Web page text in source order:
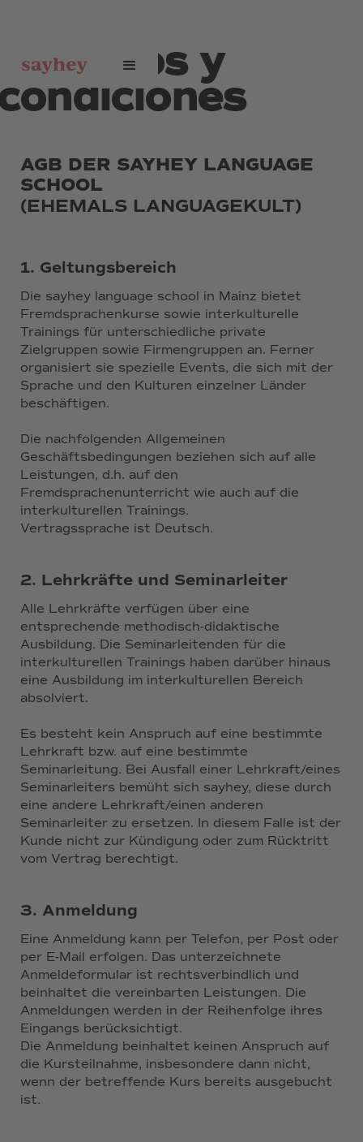
y
AGB DER SAYHEY LANGUAGE
SCHOOL
(EHEMALS LANGUAGEKULT)
1. Geltungsbereich
Die sayhey language school in Mainz bietet
Fremdsprachenkurse sowie interkulturelle
Trainings für unterschiedliche private
Zielgruppen sowie Firmengruppen an. Ferner
organisiert sie spezielle Events, die sich mit der
Sprache und den Kulturen einzelner Länder
beschäftigen.
Die nachfolgenden Allgemeinen
Geschäftsbedingungen beziehen sich auf alle
Leistungen, d.h. auf den
Fremdsprachenunterricht wie auch auf die
interkulturellen Trainings.
Vertragssprache ist Deutsch.
2. Lehrkräfte und Seminarleiter
Alle Lehrkräfte verfügen über eine
entsprechende methodisch-didaktische
Ausbildung. Die Seminarleitenden für die
interkulturellen Trainings haben darüber hinaus
eine Ausbildung im interkulturellen Bereich
absolviert.
Es besteht kein Anspruch auf eine bestimmte
Lehrkraft bzw. auf eine bestimmte
Seminarleitung. Bei Ausfall einer Lehrkraft/eines
Seminarleiters bemüht sich sayhey, diese durch
eine andere Lehrkraft/einen anderen
Seminarleiter zu ersetzen. In diesem Falle ist der
Kunde nicht zur Kündigung oder zum Rücktritt
vom Vertrag berechtigt.
3. Anmeldung
Eine Anmeldung kann per Telefon, per Post oder
per E-Mail erfolgen. Das unterzeichnete
Anmeldeformular ist rechtsverbindlich und
beinhaltet die vereinbarten Leistungen. Die
Anmeldungen werden in der Reihenfolge ihres
Eingangs berücksichtigt.
Die Anmeldung beinhaltet keinen Anspruch auf
die Kursteilnahme, insbesondere dann nicht,
wenn der betreffende Kurs bereits ausgebucht
ist.